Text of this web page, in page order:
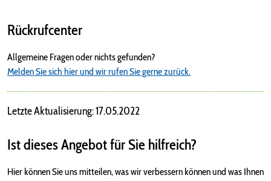
Rückrufcenter
Allgemeine Fragen oder nichts gefunden?
Melden Sie sich hier und wir rufen Sie gerne zurück.
Letzte Aktualisierung: 17.05.2022
Ist dieses Angebot für Sie hilfreich?
Hier können Sie uns mitteilen, was wir verbessern können und was Ihnen